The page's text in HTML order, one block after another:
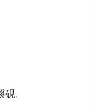
。